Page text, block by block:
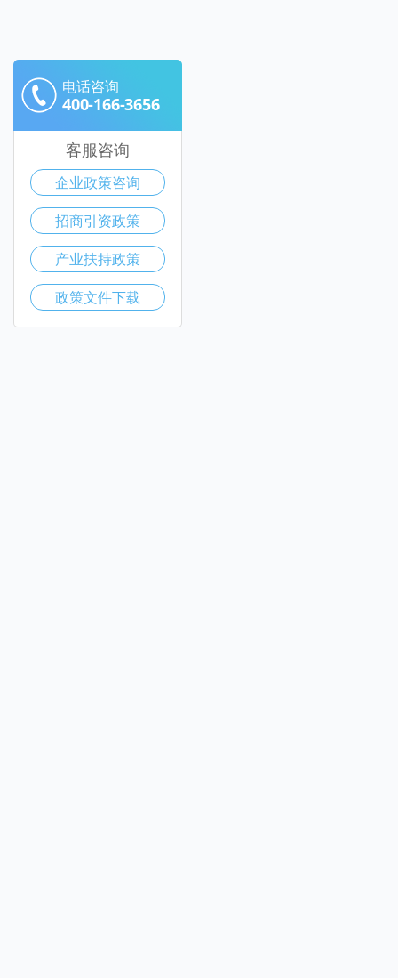
电话咨询
400-166-3656
客服咨询
企业政策咨询
招商引资政策
产业扶持政策
政策文件下载